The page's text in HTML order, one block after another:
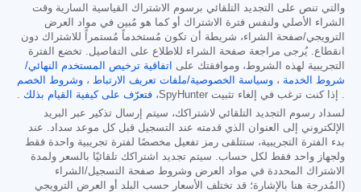
والتي تنص على التجديد التلقائي برسوم الاشتراك القياسية السارية وقت
الشراء الأصلي ولنفس فترة الاشتراك أو كما هو مُبين في مواد العرض
الترويجي/صفحة الشراء، شريطة أن تكون مُستخدماً مُستمراً للاشتراك دون
انقطاع. يُرجى مراجعة صفحة الشراء للاطلاع على التفاصيل. تخضع الفترة
التجريبية لهذه الشروط، وموافقتك على
اتفاقية ترخيص المستخدم النهائي/
شروط الخدمة ، وسياسة الخصوصية/ملفات تعريف الارتباط ، وشروط الخصم
. إذا كنت ترغب في إلغاء تثبيت SpyHunter،
فتعرّف على كيفية القيام بذلك .
لسداد رسوم التجديد التلقائي لاشتراكك، سيتم إرسال تذكير عبر البريد
الإلكتروني إلى العنوان الذي قدمته عند التسجيل قبل كل موعد سداد. عند
بدء الفترة التجريبية، ستتلقى رمز تفعيل مخصصًا لفترة تجريبية واحدة فقط
ولجهاز واحد فقط لكل حساب. سيتم تجديد اشتراكك تلقائيًا بالسعر ولمدة
الاشتراك المحددة في مواد العرض وشروط صفحة التسجيل/الشراء
(المُدرجة هنا بالإشارة؛ قد تختلف الأسعار حسب البلد أو العرض الترويجي